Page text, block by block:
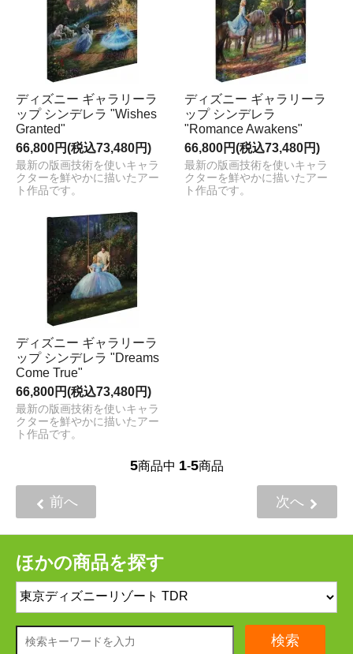
ディズニー ギャラリーラ
ップ シンデレラ "Wishes
Granted"
66,800円(税込73,480円)
最新の版画技術を使いキャラ
クターを鮮やかに描いたアー
ト作品です。
ディズニー ギャラリーラ
ップ シンデレラ
"Romance Awakens"
66,800円(税込73,480円)
最新の版画技術を使いキャラ
クターを鮮やかに描いたアー
ト作品です。
ディズニー ギャラリーラ
ップ シンデレラ "Dreams
Come True"
66,800円(税込73,480円)
最新の版画技術を使いキャラ
クターを鮮やかに描いたアー
ト作品です。
5商品中 1-5商品
前へ 次へ
ほかの商品を探す
検索